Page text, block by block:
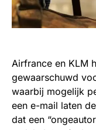
Airfrance en KLM
gewaarschuwd
waarbij mogelijk
een e-mail laten
dat een